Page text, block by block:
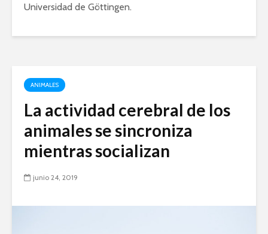
Universidad de Göttingen.
ANIMALES
La actividad cerebral de los
animales se sincroniza
mientras socializan
junio 24, 2019